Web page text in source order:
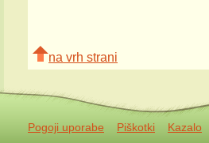
na vrh strani
Pogoji uporabe Piškotki Kazalo